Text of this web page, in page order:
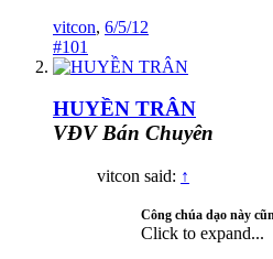
vitcon, 6/5/12
#101
HUYỀN TRÂN
VĐV Bán Chuyên
vitcon said: ↑
Công chúa dạo này
Click to expand...